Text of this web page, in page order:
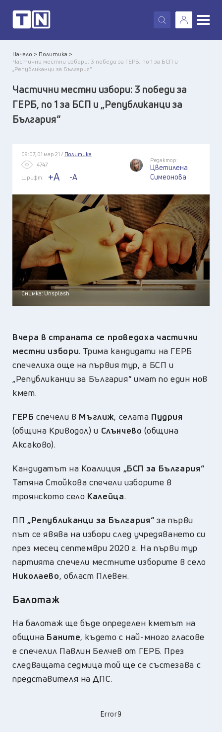
X
Начало > Политика >
Частични местни избори: 3 победи за ГЕРБ, по 1 за БСП и
„Републиканци за България“
Частични местни избори: 3 победи за
ГЕРБ, по 1 за БСП и „Републиканци за
България“
09:07, 01 мар 21 / Политика
4747
Шрифт:
+A -A
Редактор:
Цветилена
Симеонова
Снимка: Unsplash
Вчера в страната се проведоха частични
местни избори. Трима кандидати на ГЕРБ
спечелиха още на първия тур, а БСП и
„Републиканци за България“ имат по един нов
кмет.
ГЕРБ спечели в Мъглиж, селата Пудрия
(община Криводол) и Слънчево (община
Аксаково).
Кандидатът на Коалиция „БСП за България“
Татяна Стойкова спечели изборите в
троянското село Калейца.
ПП „Републиканци за България“ за първи
път се явява на избори след учредяването си
през месец септември 2020 г. На първи тур
партията спечели местните изборите в село
Николаево, област Плевен.
Балотаж
На балотаж ще бъде определен кметът на
община Баните, където с най-много гласове
е спечелил Павлин Белчев от ГЕРБ. През
следващата седмица той ще се състезава с
представителя на ДПС.
Error9